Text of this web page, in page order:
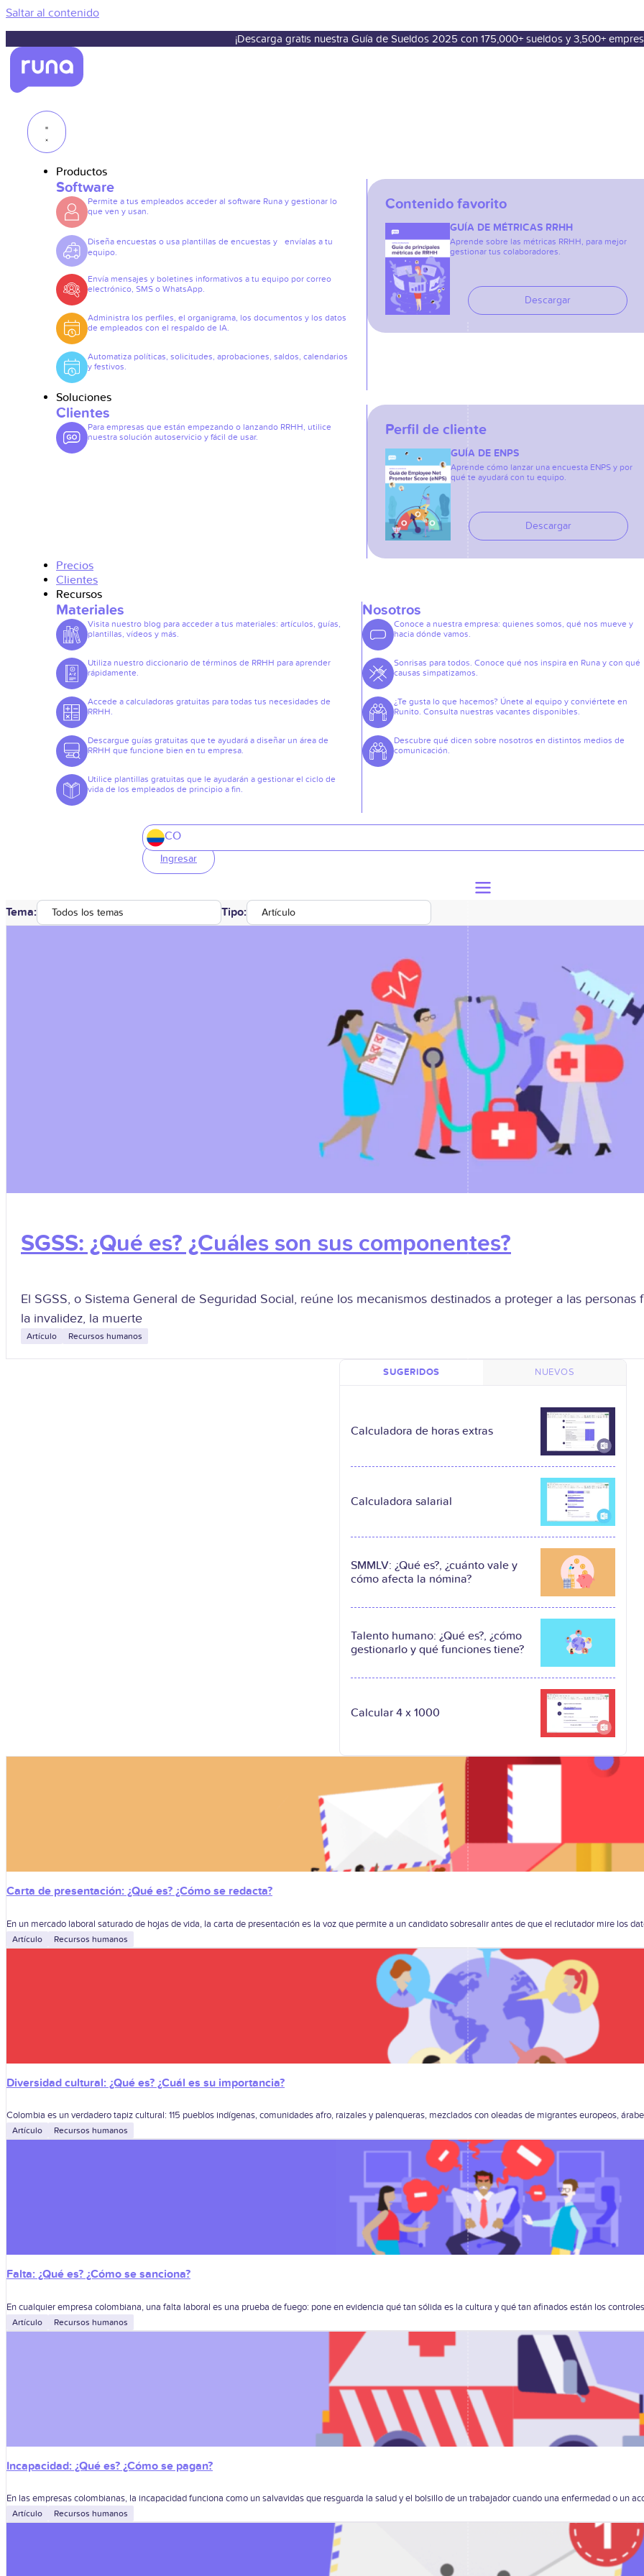
Saltar al contenido
¡Descarga gratis nuestra Guía de Sueldos 2025 con 175,000+ sueldos y 3,500+
Productos
Software
Permite a tus empleados acceder al software Runa y gestionar lo
que ven y usan.
Diseña encuestas o usa plantillas de encuestas y envíalas a tu
equipo.
Envía mensajes y boletines informativos a tu equipo por correo
electrónico, SMS o WhatsApp.
Administra los perfiles, el organigrama, los documentos y los datos
de empleados con el respaldo de IA.
Automatiza políticas, solicitudes, aprobaciones, saldos, calendarios
y festivos.
Contenido favorito
GUÍA DE MÉTRICAS RRHH
Aprende sobre las métricas RRHH, para mejor
gestionar tus colaboradores.
Descargar
Soluciones
Clientes
Para empresas que están empezando o lanzando RRHH, utilice
nuestra solución autoservicio y fácil de usar.
Perfil de cliente
GUÍA DE ENPS
Aprende cómo lanzar una encuesta ENPS y por
qué te ayudará con tu equipo.
Descargar
Precios
Clientes
Recursos
Materiales
Visita nuestro blog para acceder a tus materiales: artículos, guías,
plantillas, vídeos y más.
Utiliza nuestro diccionario de términos de RRHH para aprender
rápidamente.
Accede a calculadoras gratuitas para todas tus necesidades de
RRHH.
Descargue guías gratuitas que te ayudará a diseñar un área de
RRHH que funcione bien en tu empresa.
Utilice plantillas gratuitas que le ayudarán a gestionar el ciclo de
vida de los empleados de principio a fin.
Nosotros
Conoce a nuestra empresa: quienes somos, qué nos mueve y
hacia dónde vamos.
Sonrisas para todos. Conoce qué nos inspira en Runa y con qué
causas simpatizamos.
¿Te gusta lo que hacemos? Únete al equipo y conviértete en
Runito. Consulta nuestras vacantes disponibles.
Descubre qué dicen sobre nosotros en distintos medios de
comunicación.
CO
Ingresar
Tema: Todos los temas Tipo: Artículo
SGSS: ¿Qué es? ¿Cuáles son sus componentes?
El SGSS, o Sistema General de Seguridad Social, reúne los mecanismos destinados a proteger a las
la invalidez, la muerte
Artículo Recursos humanos
SUGERIDOS NUEVOS
Calculadora de horas extras
Calculadora salarial
SMMLV: ¿Qué es?, ¿cuánto vale y
cómo afecta la nómina?
Talento humano: ¿Qué es?, ¿cómo
gestionarlo y qué funciones tiene?
Calcular 4 x 1000
Carta de presentación: ¿Qué es? ¿Cómo se redacta?
En un mercado laboral saturado de hojas de vida, la carta de presentación es la voz que permite a un candidato sobresalir antes de que el reclutador mire los
Artículo Recursos humanos
Diversidad cultural: ¿Qué es? ¿Cuál es su importancia?
Colombia es un verdadero tapiz cultural: 115 pueblos indígenas, comunidades afro, raizales y palenqueras, mezclados con oleadas de migrantes europeos,
Artículo Recursos humanos
Falta: ¿Qué es? ¿Cómo se sanciona?
En cualquier empresa colombiana, una falta laboral es una prueba de fuego: pone en evidencia qué tan sólida es la cultura y qué tan afinados están los
Artículo Recursos humanos
Incapacidad: ¿Qué es? ¿Cómo se pagan?
En las empresas colombianas, la incapacidad funciona como un salvavidas que resguarda la salud y el bolsillo de un trabajador cuando una enfermedad o un
Artículo Recursos humanos